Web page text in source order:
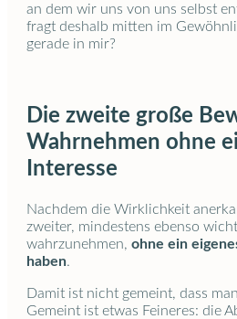
an dem wir uns von uns selbst
fragt deshalb mitten im
gerade in mir?
Die zweite große
Wahrnehmen ohne
Interesse
Nachdem die Wirklichkeit
zweiter, mindestens ebenso
wahrzunehmen, ohne ein
haben.
Damit ist nicht gemeint, dass
Gemeint ist etwas Feineres: die